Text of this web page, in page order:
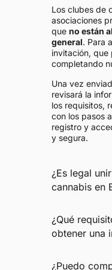
Barcelona Weed
Carrer de Tordera, 40,
Bcn Kush
Sants-Montjuïc
Beach Weed Club
Carrer del Mar, 45,
Belveda
Big Bud Weed Club
Eixample
Los clubes de
asociaciones
que no están
general. Para
invitación, que
completando
Una vez
revisará la
los requisitos,
con los pasos
registro y
y segura.
¿Es legal
cannabis en
¿Qué
obtener una
¿Puedo